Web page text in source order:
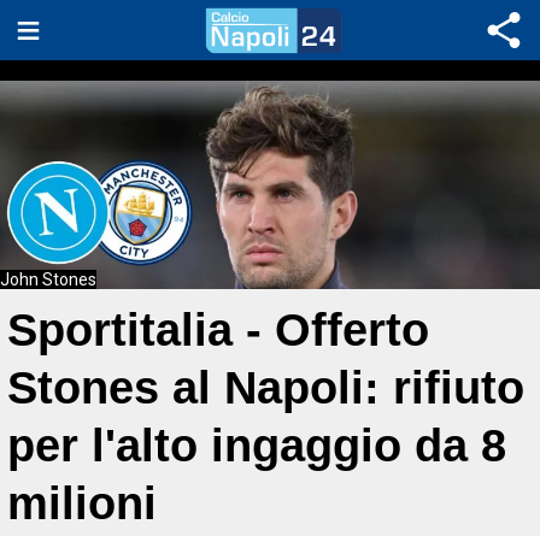
John Stones
Sportitalia - Offerto
Stones al Napoli: rifiuto
per l'alto ingaggio da 8
milioni